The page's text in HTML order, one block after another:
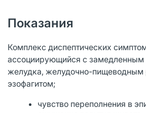
Показания
Комплекс диспептических
ассоциирующийся с
желудка, желудочно-
эзофагитом;
чувство переполнения в